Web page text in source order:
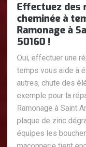
Effectuez des
cheminée à
Ramonage à
50160 !
Oui, effectuer une
temps vous aide à
autres, chute des
exemple pour la
Ramonage à Saint
plaque de zinc
équipes les